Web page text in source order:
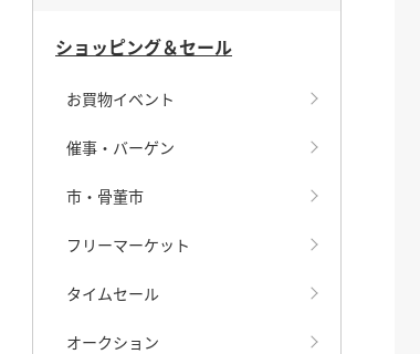
ショッピング＆セール
お買物イベント
催事・バーゲン
市・骨董市
フリーマーケット
タイムセール
オークション